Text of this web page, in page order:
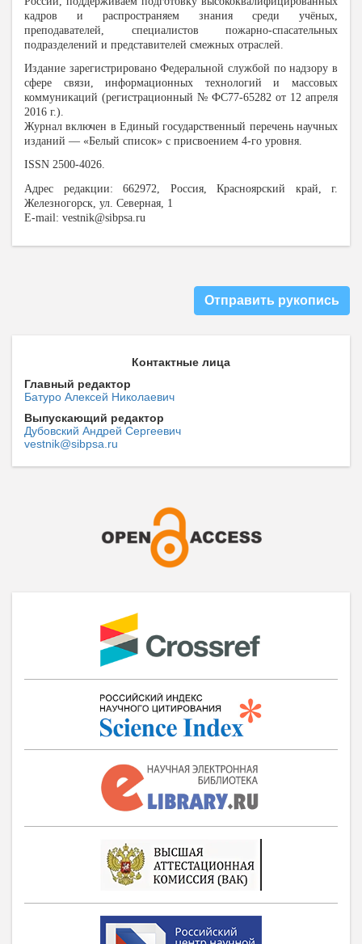
кадров и распространяем знания среди учёных,
преподавателей, специалистов пожарно-спасательных
подразделений и представителей смежных отраслей.
Издание зарегистрировано Федеральной службой по надзору в
сфере связи, информационных технологий и массовых
коммуникаций (регистрационный № ФС77-65282 от 12 апреля
2016 г.).
Журнал включен в Единый государственный перечень научных
изданий — «Белый список» с присвоением 4-го уровня.
ISSN 2500-4026.
Адрес редакции: 662972, Россия, Красноярский край, г.
Железногорск, ул. Северная, 1
E-mail: vestnik@sibpsa.ru
Отправить рукопись
Контактные лица
Главный редактор
Батуро Алексей Николаевич
Выпускающий редактор
Дубовский Андрей Сергеевич
vestnik@sibpsa.ru